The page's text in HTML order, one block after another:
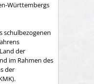
Württembergs
schulbezogenen
der
im Rahmen des
der